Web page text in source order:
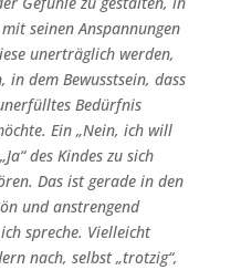
seinen Anspannungen
unerträglich werden,
in dem Bewusstsein, dass
Bedürfnis
Ein „Nein, ich will
des Kindes zu sich
Das ist gerade in den
und anstrengend
spreche. Vielleicht
nach, selbst „trotzig“,